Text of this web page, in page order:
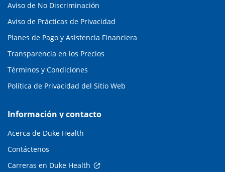
Aviso de No Discriminación
Aviso de Prácticas de Privacidad
Planes de Pago y Asistencia Financiera
Transparencia en los Precios
Términos y Condiciones
Política de Privacidad del Sitio Web
Información y contacto
Acerca de Duke Health
Contáctenos
Carreras en Duke Health